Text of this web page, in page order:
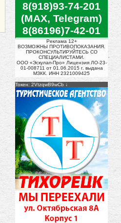
8(918)93-74-201
(MAX, Telegram)
8(86196)7-42-01
Реклама 12+
ВОЗМОЖНЫ ПРОТИВОПОКАЗАНИЯ.
ПРОКОНСУЛЬТИРУЙТЕСЬ СО
СПЕЦИАЛИСТАМИ.
ООО «Эскулап-Про» Лицензия ЛО-23-
01-008711 от 01.06.2015 г. выдана
МЗКК. ИНН 2321009425
Токен: 2VtzqwB9wCb